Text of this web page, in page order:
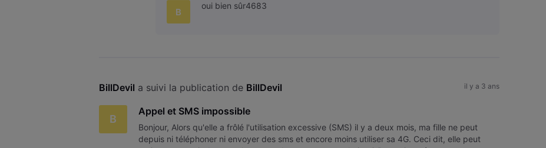
B
oui bien sûr4683
BillDevil a suivi la publication de BillDevil il y a 3 ans
B
Appel et SMS impossible
Bonjour, Alors qu'elle a frôlé l'utilisation excessive (SMS) il y a deux mois, ma fille ne peut
depuis ni téléphoner ni envoyer des sms et encore moins utiliser sa 4G. Ceci dit, elle peut